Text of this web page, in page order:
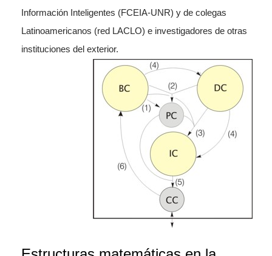
Información Inteligentes (FCEIA-UNR) y de colegas
Latinoamericanos (red LACLO) e investigadores de otras
instituciones del exterior.